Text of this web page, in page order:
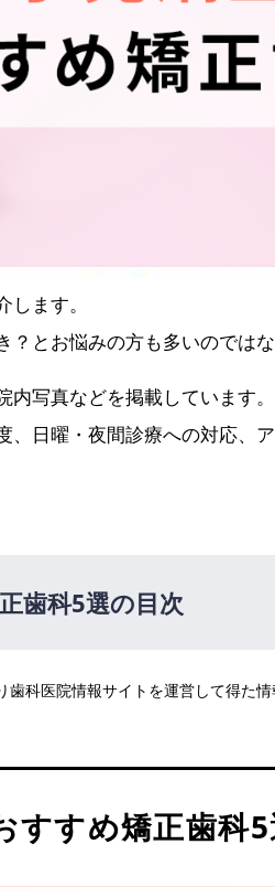
します。
とお悩みの方も多いのではな
写真などを掲載しています。
日曜・夜間診療への対応、
歯科5選の目次
科医院情報サイトを運営して得た情
すすめ矯正歯科